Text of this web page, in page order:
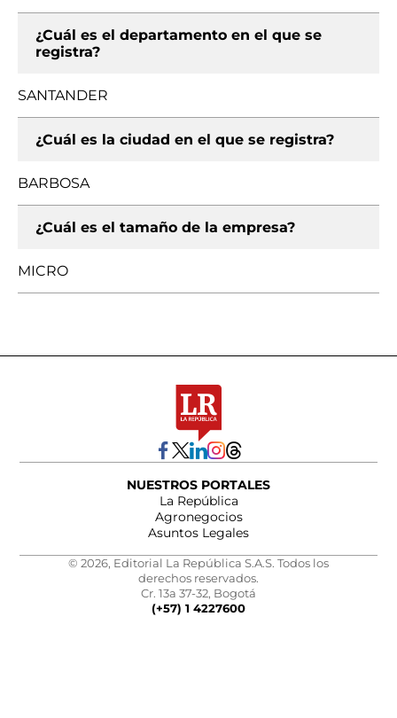
¿Cuál es el departamento en el que se
registra?
SANTANDER
¿Cuál es la ciudad en el que se registra?
BARBOSA
¿Cuál es el tamaño de la empresa?
MICRO
NUESTROS PORTALES
La República
Agronegocios
Asuntos Legales
© 2026, Editorial La República S.A.S. Todos los
derechos reservados.
Cr. 13a 37-32, Bogotá
(+57) 1 4227600